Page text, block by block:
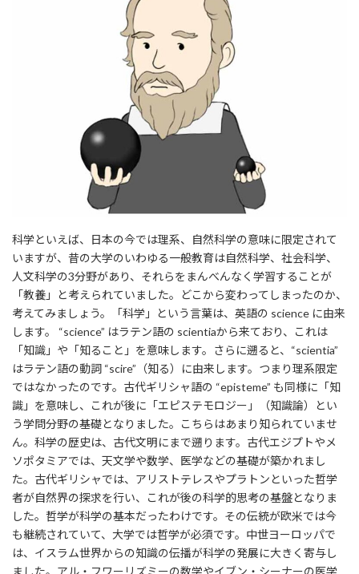
科学といえば、日本の今では理系、自然科学の意味に限定されて
いますが、昔の大学のいわゆる一般教育は自然科学、社会科学、
人文科学の3分野があり、それらをまんべんなく学習することが
「教養」と考えられていました。どこから変わってしまったのか、
考えてみましょう。「科学」という言葉は、英語の science に由来
します。 “science” はラテン語の scientiaから来ており、これは
「知識」や「知ること」を意味します。さらに遡ると、“scientia”
はラテン語の動詞 “scire”（知る）に由来します。つまり理系限定
ではなかったのです。古代ギリシャ語の “episteme” も同様に「知
識」を意味し、これが後に「エピステモロジー」（知識論）とい
う学問分野の基礎となりました。こちらはあまり知られていませ
ん。科学の歴史は、古代文明にまで遡ります。古代エジプトやメ
ソポタミアでは、天文学や数学、医学などの基礎が築かれまし
た。古代ギリシャでは、アリストテレスやプラトンといった哲学
者が自然界の探求を行い、これが後の科学的思考の基盤となりま
した。哲学が科学の基本だったわけです。その伝統が欧米では今
も継続されていて、大学では哲学が必須です。中世ヨーロッパで
は、イスラム世界からの知識の伝播が科学の発展に大きく寄与し
ました。アル・フワーリズミーの数学やイブン・シーナーの医学